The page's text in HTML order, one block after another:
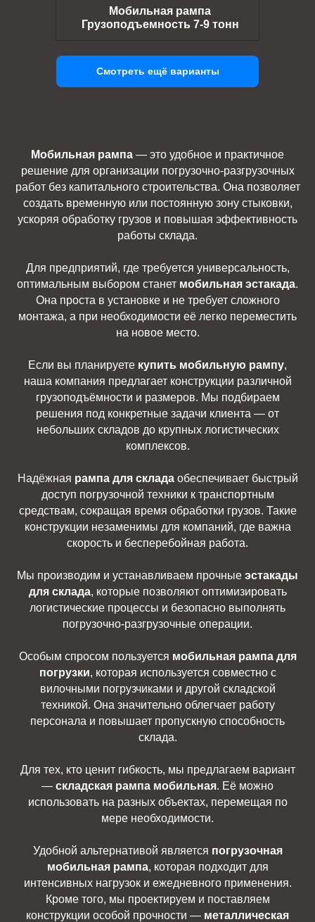
Мобильная рампа
Грузоподъемность 7-9 тонн
Смотреть ещё варианты
Мобильная рампа — это удобное и практичное
решение для организации погрузочно-разгрузочных
работ без капитального строительства. Она позволяет
создать временную или постоянную зону стыковки,
ускоряя обработку грузов и повышая эффективность
работы склада.
Для предприятий, где требуется универсальность,
оптимальным выбором станет мобильная эстакада.
Она проста в установке и не требует сложного
монтажа, а при необходимости её легко переместить
на новое место.
Если вы планируете купить мобильную рампу,
наша компания предлагает конструкции различной
грузоподъёмности и размеров. Мы подбираем
решения под конкретные задачи клиента — от
небольших складов до крупных логистических
комплексов.
Надёжная рампа для складаобеспечивает быстрый
доступ погрузочной техники к транспортным
средствам, сокращая время обработки грузов. Такие
конструкции незаменимы для компаний, где важна
скорость и бесперебойная работа.
Мы производим и устанавливаем прочные эстакады
для склада, которые позволяют оптимизировать
логистические процессы и безопасно выполнять
погрузочно-разгрузочные операции.
Особым спросом пользуется мобильная рампа для
погрузки, которая используется совместно с
вилочными погрузчиками и другой складской
техникой. Она значительно облегчает работу
персонала и повышает пропускную способность
склада.
Для тех, кто ценит гибкость, мы предлагаем вариант
— складская рампа мобильная. Её можно
использовать на разных объектах, перемещая по
мере необходимости.
Удобной альтернативой является погрузочная
мобильная рампа, которая подходит для
интенсивных нагрузок и ежедневного применения.
Кроме того, мы проектируем и поставляем
конструкции особой прочности — металлическая